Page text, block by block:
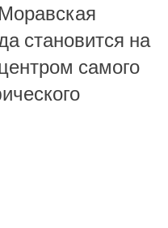
становится на
самого